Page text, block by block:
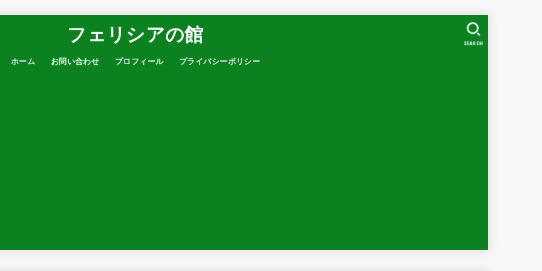
フェリシアの館
ホーム お問い合わせ プロフィール プライバシーポリシー
SEARCH